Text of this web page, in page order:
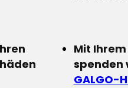
Mit
spenden
GALGO-